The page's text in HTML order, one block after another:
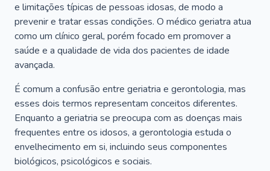
e limitações típicas de pessoas idosas, de modo a
prevenir e tratar essas condições. O médico geriatra atua
como um clínico geral, porém focado em promover a
saúde e a qualidade de vida dos pacientes de idade
avançada.
É comum a confusão entre geriatria e gerontologia, mas
esses dois termos representam conceitos diferentes.
Enquanto a geriatria se preocupa com as doenças mais
frequentes entre os idosos, a gerontologia estuda o
envelhecimento em si, incluindo seus componentes
biológicos, psicológicos e sociais.